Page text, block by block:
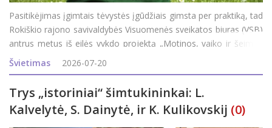
Pasitikėjimas įgimtais tėvystės įgūdžiais gimsta per praktiką, tad
Rokiškio rajono savivaldybės Visuomenės sveikatos biuras (VSB)
antrus metus iš eilės vykdo projektą „Motinos, vaiko ir šeimos
sveikatos stiprinimas“ ir rajono šeimas kviečia dalyvauti
programoj
Švietimas 2026-07-20
Trys „istoriniai“ šimtukininkai: L.
Kalvelytė, S. Dainytė, ir K. Kulikovskij (0)